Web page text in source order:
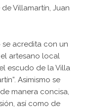
Villamartín, Juan
acredita con un
artesano local
escudo de la Villa
Asimismo se
manera concisa,
así como de